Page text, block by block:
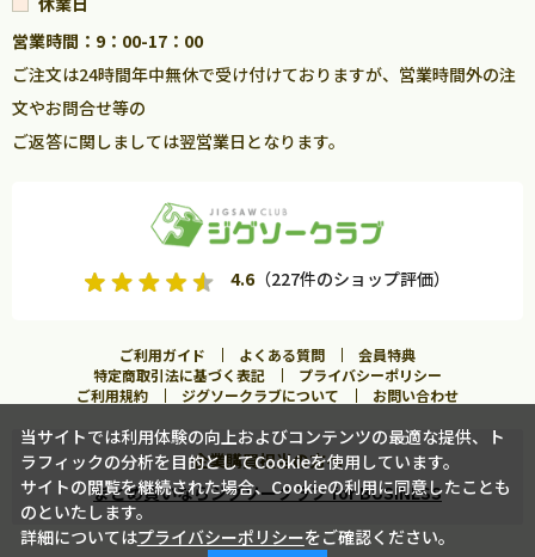
営業時間：9：00-17：00
ご注文は24時間年中無休で受け付けておりますが、営業時間外の注
文やお問合せ等の
ご返答に関しましては翌営業日となります。
4.6（227件のショップ評価）
ご利用ガイド よくある質問
会員特典
特定商取引法に基づく表記
プライバシーポリシー
ご利用規約
ジグソークラブについて お問い合わせ
企業購買担当の方へ
まとめ買いならジグソークラブ for BUSINESS
当サイトでは利用体験の向上およびコンテンツの最適な提供、ト
ラフィックの分析を目的としてCookieを使用しています。
サイトの閲覧を継続された場合、Cookieの利用に同意したことも
のといたします。
詳細についてはプライバシーポリシーをご確認ください。